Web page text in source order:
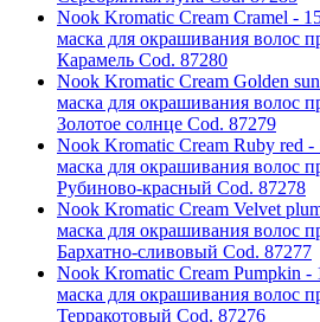
Nook Kromatic Cream Cramel -
маска для окрашивания волос
Карамель Cod. 87280
Nook Kromatic Cream Golden
маска для окрашивания волос
Золотое солнце Cod. 87279
Nook Kromatic Cream Ruby red
маска для окрашивания волос
Рубиново-красный Cod. 87278
Nook Kromatic Cream Velvet
маска для окрашивания волос
Бархатно-сливовый Cod. 87277
Nook Kromatic Cream Pumpkin -
маска для окрашивания волос
Терракотовый Cod. 87276